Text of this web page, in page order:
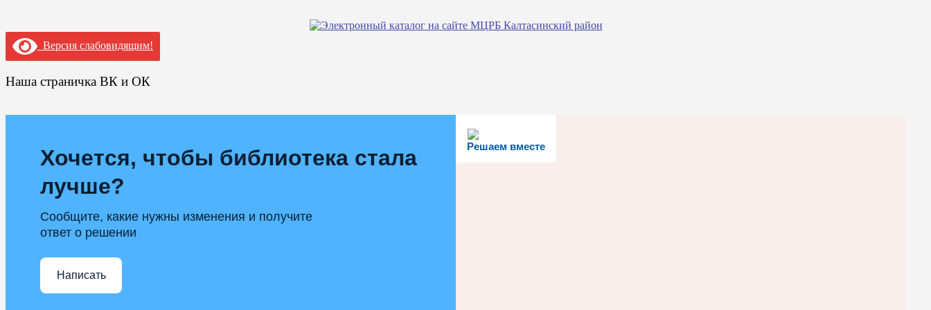
Версия слабовидящим!
Наша страничка ВК и ОК
Решаем вместе
Хочется, чтобы библиотека стала
лучше?
Сообщите, какие нужны изменения и получите
ответ о решении
Написать